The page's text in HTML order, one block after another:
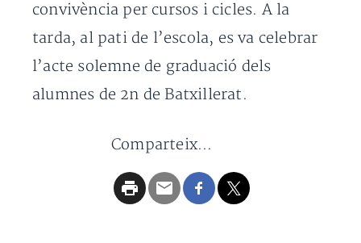
convivència per cursos i cicles. A la
tarda, al pati de l’escola, es va celebrar
l’acte solemne de graduació dels
alumnes de 2n de Batxillerat.
Comparteix...